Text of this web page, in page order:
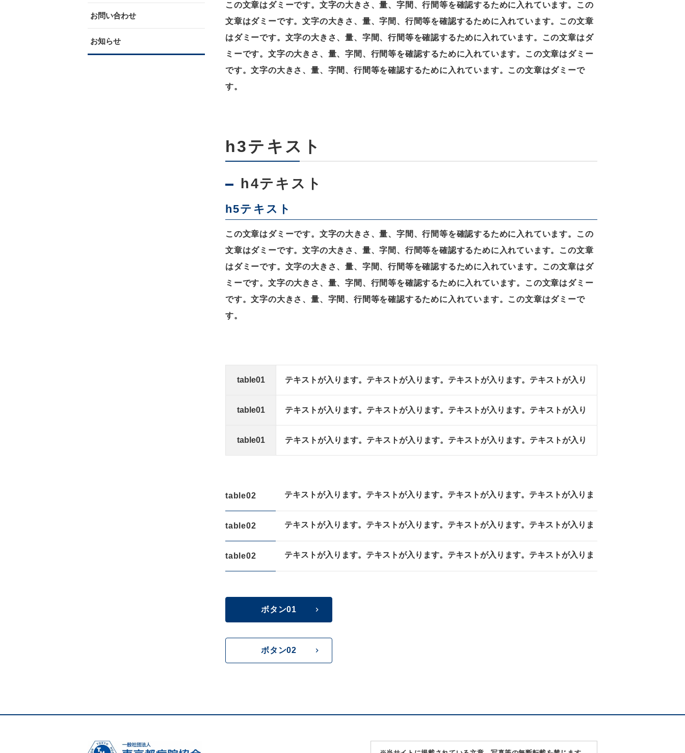
この文章はダミーです。文字の大きさ、量、字間、行間等を確認するために入れています。この
文章はダミーです。文字の大きさ、量、字間、行間等を確認するために入れています。この文章
はダミーです。文字の大きさ、量、字間、行間等を確認するために入れています。この文章はダ
ミーです。文字の大きさ、量、字間、行間等を確認するために入れています。この文章はダミー
です。文字の大きさ、量、字間、行間等を確認するために入れています。この文章はダミーで
す。
h3テキスト
h4テキスト
h5テキスト
この文章はダミーです。文字の大きさ、量、字間、行間等を確認するために入れています。この
文章はダミーです。文字の大きさ、量、字間、行間等を確認するために入れています。この文章
はダミーです。文字の大きさ、量、字間、行間等を確認するために入れています。この文章はダ
ミーです。文字の大きさ、量、字間、行間等を確認するために入れています。この文章はダミー
です。文字の大きさ、量、字間、行間等を確認するために入れています。この文章はダミーで
す。
table01 テキストが入ります。テキストが入ります。テキストが入ります。テキストが入り
table01 テキストが入ります。テキストが入ります。テキストが入ります。テキストが入り
table01 テキストが入ります。テキストが入ります。テキストが入ります。テキストが入り
table02 テキストが入ります。テキストが入ります。テキストが入ります。テキストが入りま
table02 テキストが入ります。テキストが入ります。テキストが入ります。テキストが入りま
table02 テキストが入ります。テキストが入ります。テキストが入ります。テキストが入りま
ボタン01
ボタン02
お問い合わせ
お知らせ